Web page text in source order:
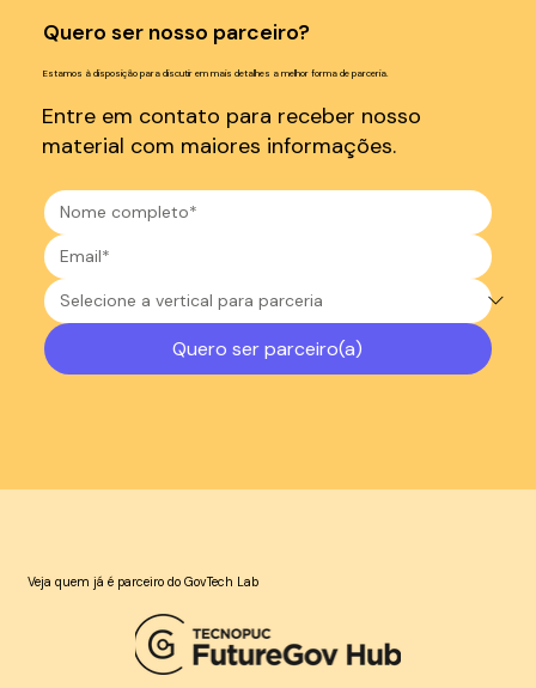
Quero ser parceiro(a)
Quero ser nosso parceiro?
Estamos à disposição para discutir em mais detalhes a melhor forma de parceria.
Entre em contato para receber nosso
material com maiores informações.
Veja quem já é parceiro do GovTech Lab